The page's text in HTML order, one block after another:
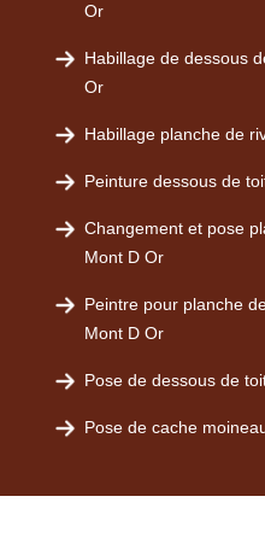
Or
Habillage de dessous
Or
Habillage planche de
Peinture dessous de
Changement et pose
Mont D Or
Peintre pour planche
Mont D Or
Pose de dessous de
Pose de cache